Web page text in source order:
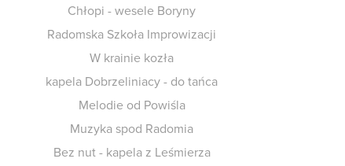
Ch​ł​opi - wesele Boryny
Radomska Szkoła Improwizacji
W krainie kozła
kapela Dobrzeliniacy - do tańca
Melodie od Powiśla
Muzyka spod Radomia
Bez nut - kapela z Leśmierza